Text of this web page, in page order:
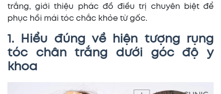
trắng, giới thiệu phác đồ điều trị chuyên biệt để
phục hồi mái tóc chắc khỏe từ gốc.
1. Hiểu đúng về hiện tượng rụng
tóc chân trắng dưới góc độ y
khoa